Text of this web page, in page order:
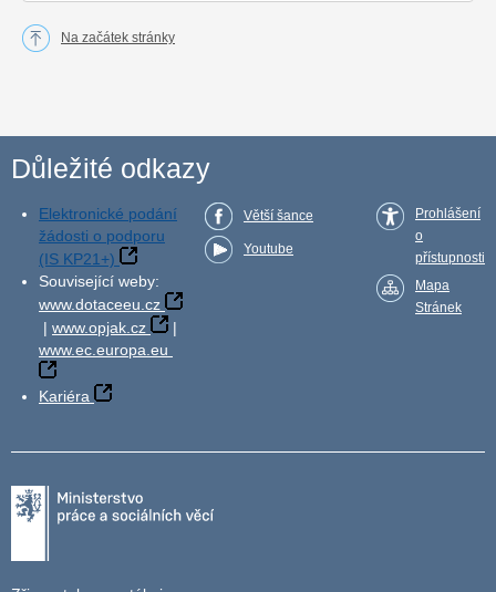
Na začátek stránky
Důležité odkazy
Elektronické podání
žádosti o podporu
(IS KP21+)
Související weby:
www.dotaceeu.cz
| www.opjak.cz
|
www.ec.europa.eu
Kariéra
Větší šance
Youtube
Prohlášení
o
přístupnosti
Mapa
Stránek